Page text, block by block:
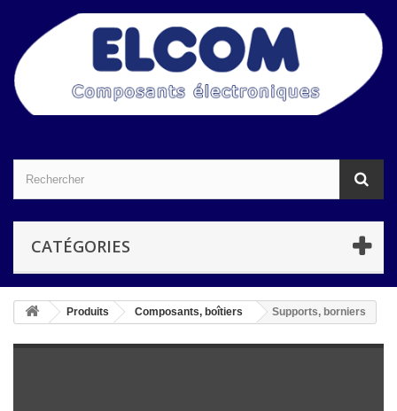
CATÉGORIES
Produits Composants, boîtiers Supports, borniers